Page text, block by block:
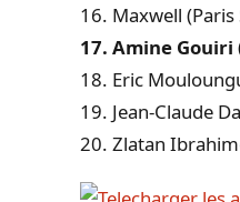
16. Maxwell
17. Amine Gouiri
18. Eric
19. Jean-Claude
20. Zlatan